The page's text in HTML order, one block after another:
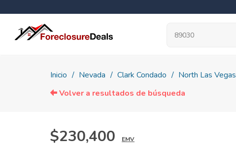
Inicio Nevada Clark Condado North Las Vegas
Volver a resultados de búsqueda
$230,400 EMV